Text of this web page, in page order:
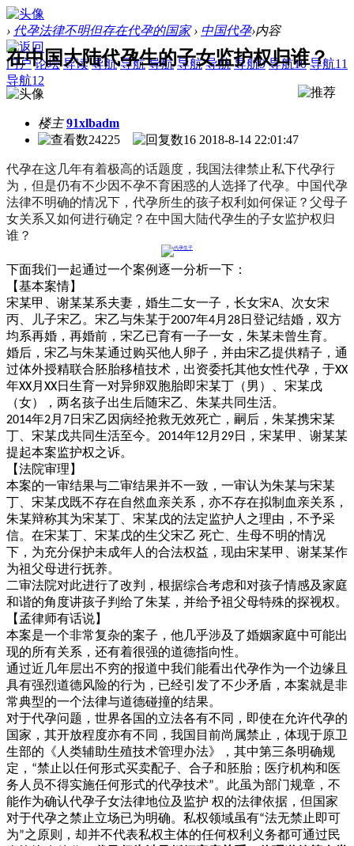
› 代孕法律不明但存在代孕的国家 › 中国代孕›内容
门户 论坛 导读 导航 导航 导航 导航 导航 导航9 导航10 导航11
导航12
在中国大陆代孕生的子女监护权归谁？
楼主 91xlbadm
24225
16 2018-8-14 22:01:47
代孕在这几年有着极高的话题度，我国法律禁止私下代孕行
为，但是仍有不少因不孕不育困惑的人选择了代孕。中国代孕
法律不明确的情况下，代孕所生的孩子权利如何保证？父母子
女关系又如何进行确定？ 在中国大陆代孕生的子女监护权归
谁？
下面我们一起通过一个案例逐一分析一下：
【基本案情】
宋某甲、谢某某系夫妻，婚生二女一子，长女宋A、次女宋
丙、儿子宋乙。宋乙与朱某于2007年4月28日登记结婚，双方
均系再婚，再婚前，宋乙已育有一子一女，朱某未曾生育。
婚后，宋乙与朱某通过购买他人卵子，并由宋乙提供精子，通
过体外授精联合胚胎移植技术，出资委托其他女性代孕，于XX
年XX月XX日生育一对异卵双胞胎即宋某丁（男）、宋某戊
（女），两名孩子出生后随宋乙、朱某共同生活。
2014年2月7日宋乙因病经抢救无效死亡，嗣后，朱某携宋某
丁、宋某戊共同生活至今。2014年12月29日，宋某甲、谢某某
提起本案监护权之诉。
【法院审理】
本案的一审结果与二审结果并不一致，一审认为朱某与宋某
丁、宋某戊既不存在自然血亲关系，亦不存在拟制血亲关系，
朱某辩称其为宋某丁、宋某戊的法定监护人之理由，不予采
信。在宋某丁、宋某戊的生父宋乙 死亡、生母不明的情况
下，为充分保护未成年人的合法权益，现由宋某甲、谢某某作
为祖父母进行抚养。
二审法院对此进行了改判，根据综合考虑和对孩子情感及家庭
和谐的角度讲孩子判给了朱某，并给予祖父母特殊的探视权。
【孟律师有话说】
本案是一个非常复杂的案子，他几乎涉及了婚姻家庭中可能出
现的所有关系，还有着很强的道德指向性。
通过近几年层出不穷的报道中我们能看出代孕作为一个边缘且
具有强烈道德风险的行为，已经引发了不少矛盾，本案就是非
常典型的一个法律与道德碰撞的结果。
对于代孕问题，世界各国的立法各有不同，即使在允许代孕的
国家，其开放程度亦有不同，我国目前尚属禁止，体现于原卫
生部的《人类辅助生殖技术管理办法》，其中第三条明确规
定， “禁止以任何形式买卖配子、合子和胚胎；医疗机构和医
务人员不得实施任何形式的代孕技术”。此虽为部门规章，不
能作为确认代孕子女法律地位及监护 权的法律依据，但国家
对于代孕之禁止立场已为明确。私权领域虽有“法无禁止即可
为”之原则，却并不代表私权主体的任何权利义务都可通过民